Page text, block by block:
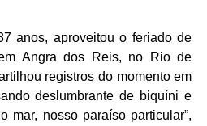
anos, aproveitou o feriado de
Angra dos Reis, no Rio de
registros do momento em
deslumbrante de biquíni e
mar, nosso paraíso particular”,